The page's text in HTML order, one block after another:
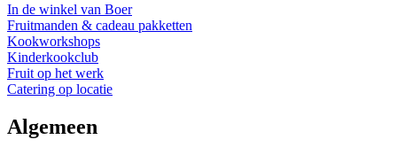
In de winkel van Boer
Fruitmanden & cadeau pakketten
Kookworkshops
Kinderkookclub
Fruit op het werk
Catering op locatie
Algemeen